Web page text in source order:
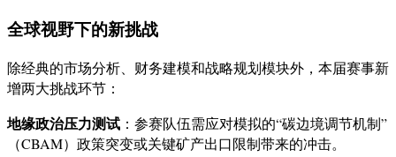
全球视野下的新挑战
除经典的市场分析、财务建模和战略规划模块外，本届赛事新
增两大挑战环节：
地缘政治压力测试 ：参赛队伍需应对模拟的“碳边境调节机制”
（CBAM）政策突变或关键矿产出口限制带来的冲击。